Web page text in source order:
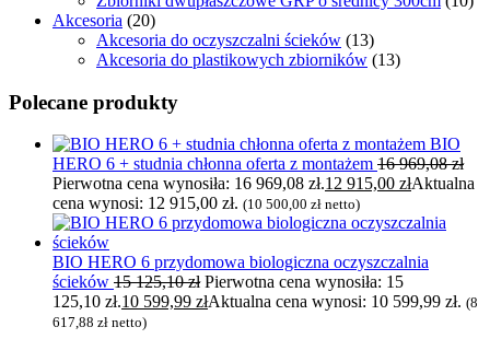
Akcesoria (20)
Akcesoria do oczyszczalni ścieków (13)
Akcesoria do plastikowych zbiorników (13)
Polecane produkty
BIO
HERO 6 + studnia chłonna oferta z montażem 16 969,08zł
Pierwotna cena wynosiła: 16 969,08 zł.12 915,00 złAktualna
cena wynosi: 12 915,00 zł. (10 500,00 zł netto)
BIO HERO 6 przydomowa biologiczna oczyszczalnia
ścieków 15 125,10zł Pierwotna cena wynosiła: 15
125,10 zł.10 599,99 złAktualna cena wynosi: 10 599,99 zł. (8
617,88 zł netto)